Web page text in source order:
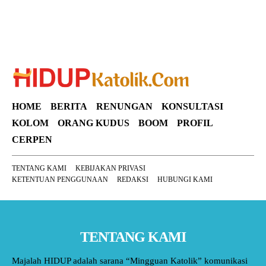
HOME BERITA RENUNGAN
KONSULTASI
KOLOM
ORANG KUDUS BOOM
PROFIL
CERPEN
TENTANG KAMI
KEBIJAKAN PRIVASI
KETENTUAN PENGGUNAAN
REDAKSI HUBUNGI KAMI
TENTANG KAMI
Majalah HIDUP adalah sarana “Mingguan Katolik” komunikasi